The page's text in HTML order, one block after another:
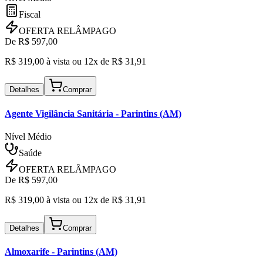
Fiscal
OFERTA RELÂMPAGO
De R$ 597,00
R$ 319,00 à vista ou 12x de R$ 31,91
Detalhes Comprar
Agente Vigilância Sanitária - Parintins (AM)
Nível Médio
Saúde
OFERTA RELÂMPAGO
De R$ 597,00
R$ 319,00 à vista ou 12x de R$ 31,91
Detalhes Comprar
Almoxarife - Parintins (AM)